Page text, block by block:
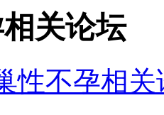
关论坛
性不孕相关